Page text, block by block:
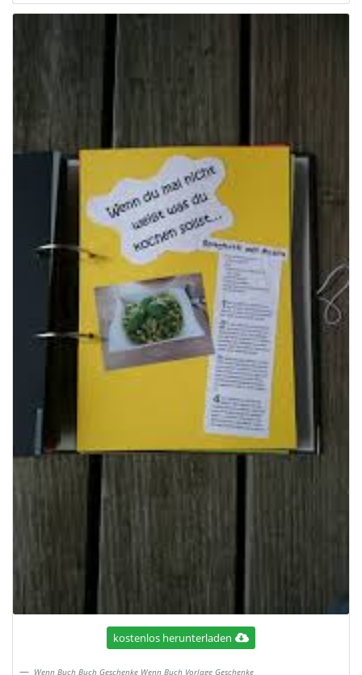
kostenlos herunterladen
Wenn Buch Buch Geschenke Wenn Buch Vorlage Geschenke